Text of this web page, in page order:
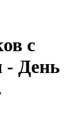
с
- День